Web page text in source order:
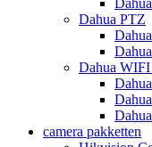
Dahua PTZ
Dahua
camera pakketten